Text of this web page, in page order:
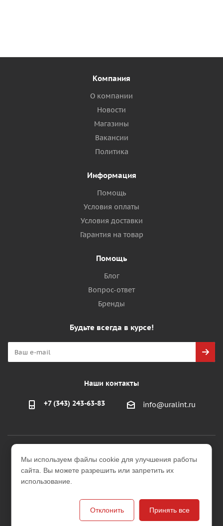
Компания
О компании
Новости
Магазины
Вакансии
Политика
Информация
Помощь
Условия оплаты
Условия доставки
Гарантия на товар
Помощь
Блог
Вопрос-ответ
Бренды
Будьте всегда в курсе!
Наши контакты
+7 (343) 243-63-83 info@uralint.ru
2026 © ООО "УралИнтерьер"
Интернет-магазин строительных и отделочных
Версия для печати
Мы используем файлы cookie для улучшения работы
сайта. Вы можете разрешить или запретить их
использование.
Отклонить Принять все